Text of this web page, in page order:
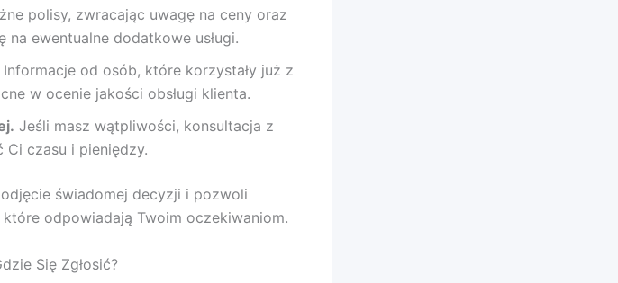
polisy, zwracając uwagę na ceny oraz
na ewentualne dodatkowe usługi.
Informacje od osób, które korzystały już z
w ocenie jakości obsługi klienta.
Jeśli masz wątpliwości, konsultacja z
czasu i pieniędzy.
świadomej decyzji i pozwoli
odpowiadają Twoim oczekiwaniom.
Się Zgłosić?